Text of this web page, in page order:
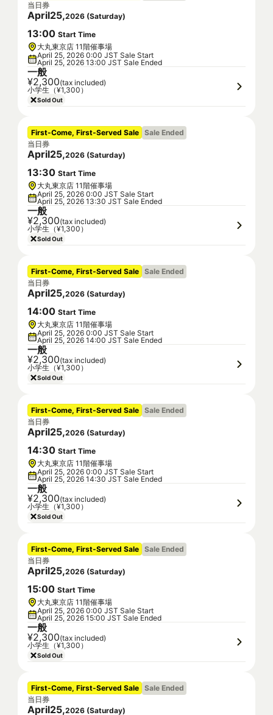
当日券
April25,2026 (Saturday)
13:00 Start Time
大丸東京店 11階催事場
April 25, 2026 0:00 JST Sale Start
April 25, 2026 13:00 JST Sale Ended
一般
¥2,300(tax included)
小学生（¥1,300）
Sold Out
First-Come, First-Served Sale Sale Ended
当日券
April25,2026 (Saturday)
13:30 Start Time
大丸東京店 11階催事場
April 25, 2026 0:00 JST Sale Start
April 25, 2026 13:30 JST Sale Ended
一般
¥2,300(tax included)
小学生（¥1,300）
Sold Out
First-Come, First-Served Sale Sale Ended
当日券
April25,2026 (Saturday)
14:00 Start Time
大丸東京店 11階催事場
April 25, 2026 0:00 JST Sale Start
April 25, 2026 14:00 JST Sale Ended
一般
¥2,300(tax included)
小学生（¥1,300）
Sold Out
First-Come, First-Served Sale Sale Ended
当日券
April25,2026 (Saturday)
14:30 Start Time
大丸東京店 11階催事場
April 25, 2026 0:00 JST Sale Start
April 25, 2026 14:30 JST Sale Ended
一般
¥2,300(tax included)
小学生（¥1,300）
Sold Out
First-Come, First-Served Sale Sale Ended
当日券
April25,2026 (Saturday)
15:00 Start Time
大丸東京店 11階催事場
April 25, 2026 0:00 JST Sale Start
April 25, 2026 15:00 JST Sale Ended
一般
¥2,300(tax included)
小学生（¥1,300）
Sold Out
First-Come, First-Served Sale Sale Ended
当日券
April25,2026 (Saturday)